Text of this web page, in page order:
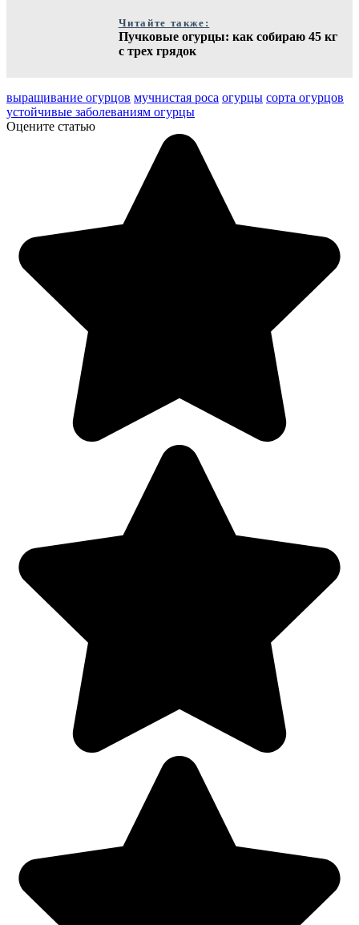
Читайте также:
Пучковые огурцы: как собираю 45 кг
с трех грядок
выращивание огурцов мучнистая роса огурцы сорта огурцов
устойчивые заболеваниям огурцы
Оцените статью